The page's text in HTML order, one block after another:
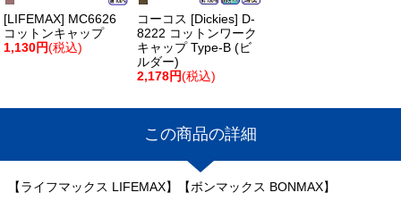
[LIFEMAX] MC6626
コットンキャップ
1,130円(税込)
コーコス [Dickies] D-
8222 コットンワーク
キャップ Type-B (ビ
ルダー)
2,178円(税込)
この商品の詳細
【ライフマックス LIFEMAX】【ボンマックス BONMAX】